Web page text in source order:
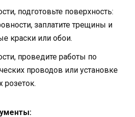
подготовьте поверхность:
заплатите трещины и
краски или обои.
проведите работы по
проводов или установке
розеток.